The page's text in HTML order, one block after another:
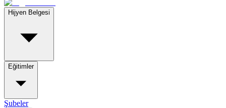
Hijyen Belgesi
Eğitimler
Şubeler